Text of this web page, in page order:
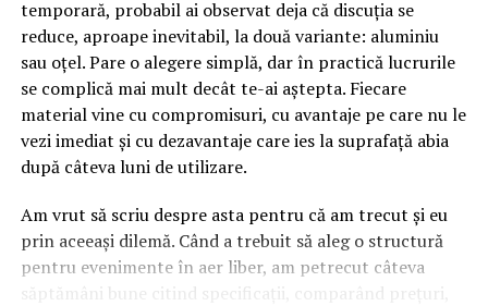
„În noaptea aceasta am autorizat la plată 28,671
milioane de euro pentru 102.077 fermieri. Azi este prima
zi, sistemul merge în continuare, ordinele de plată
pleacă către trezorerii şi banii către fermieri. De aici
încolo, până joi, practic în 2-3 zile, banii trebuie să intră
în conturile fermierilor. Am spus că pentru 100.000 şi
iată că sunt 102.077 fermieri. Cinste lor bravo nouă”, a
El a precizat că de la 1 noiembrie vor începe plăţile şi la
ovine/caprine, iar de la 1 decembrie se va plăti întreaga
sumă pentru animale.
temporară, probabil ai observat deja că discuția se
reduce, aproape inevitabil, la două variante: aluminiu
sau oțel. Pare o alegere simplă, dar în practică lucrurile
se complică mai mult decât te-ai aștepta. Fiecare
material vine cu compromisuri, cu avantaje pe care nu le
vezi imediat și cu dezavantaje care ies la suprafață abia
după câteva luni de utilizare.
Am vrut să scriu despre asta pentru că am trecut și eu
prin aceeași dilemă. Când a trebuit să aleg o structură
pentru evenimente în aer liber, am petrecut câteva
săptămâni bune citind specificații, comparând prețuri,